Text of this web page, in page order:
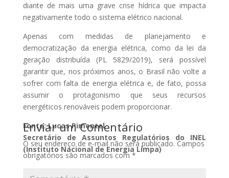
diante de mais uma grave crise hídrica que impacta
negativamente todo o sistema elétrico nacional.
Apenas com medidas de planejamento e
democratização da energia elétrica, como da lei da
geração distribuída (PL 5829/2019), será possível
garantir que, nos próximos anos, o Brasil não volte a
sofrer com falta de energia elétrica e, de fato, possa
assumir o protagonismo que seus recursos
energéticos renováveis podem proporcionar.
Fonte: Lucas Pimentel
Secretário de Assuntos Regulatórios do INEL
(Instituto Nacional de Energia Limpa)
Enviar um Comentário
O seu endereço de e-mail não será publicado. Campos
obrigatórios são marcados com*